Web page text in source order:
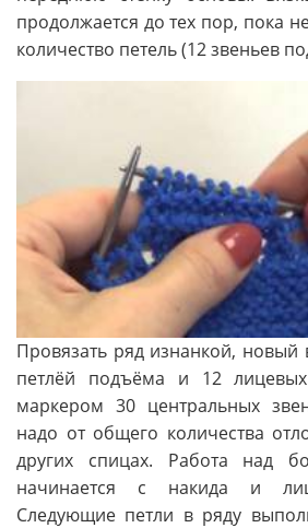
продолжается до тех пор, пока
количество петель (12 звеньев
Провязать ряд изнанкой, новый
петлёй подъёма и 12 лицевых
маркером 30 центральных
надо от общего количества
других спицах. Работа над
начинается с накида и
Следующие петли в ряду